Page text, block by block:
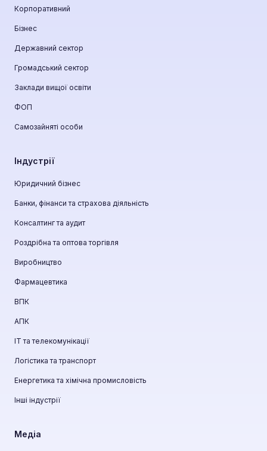
Корпоративний
Бізнес
Державний сектор
Громадський сектор
Заклади вищої освіти
ФОП
Самозайняті особи
Індустрії
Юридичний бізнес
Банки, фінанси та страхова діяльність
Консалтинг та аудит
Роздрібна та оптова торгівля
Виробництво
Фармацевтика
ВПК
АПК
ІТ та телекомунікації
Логістика та транспорт
Енергетика та хімічна промисловість
Інші індустрії
Медіа